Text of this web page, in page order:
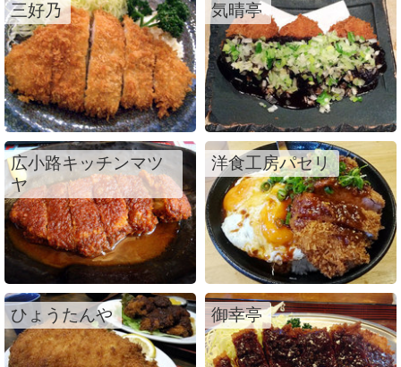
三好乃 気晴亭
広小路キッチンマツ
ヤ
洋食工房パセリ
ひょうたんや 御幸亭